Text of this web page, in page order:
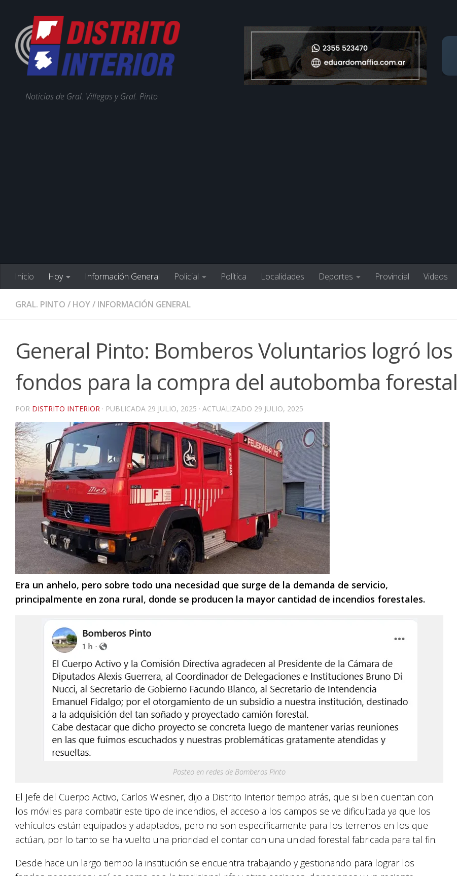
Noticias de Gral. Villegas y Gral. Pinto
Inicio Hoy Información General Policial Política Localidades Deportes Provincial Videos
GRAL. PINTO / HOY/ INFORMACIÓN GENERAL
General Pinto: Bomberos Voluntarios logró los
fondos para la compra del autobomba forestal
POR DISTRITO INTERIOR · PUBLICADA 29 JULIO, 2025 · ACTUALIZADO 29 JULIO, 2025
Era un anhelo, pero sobre todo una necesidad que surge de la demanda de servicio,
principalmente en zona rural, donde se producen la mayor cantidad de incendios forestales.
Posteo en redes de Bomberos Pinto
El Jefe del Cuerpo Activo, Carlos Wiesner, dijo a Distrito Interior tiempo atrás, que si bien cuentan con
los móviles para combatir este tipo de incendios, el acceso a los campos se ve dificultada ya que los
vehículos están equipados y adaptados, pero no son específicamente para los terrenos en los que
actúan, por lo tanto se ha vuelto una prioridad el contar con una unidad forestal fabricada para tal fin.
Desde hace un largo tiempo la institución se encuentra trabajando y gestionando para lograr los